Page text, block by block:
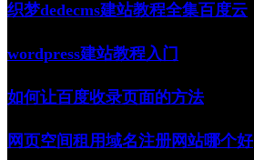
织梦dedecms建站教程全集百度云
wordpress建站教程入门
如何让百度收录页面的方法
网页空间租用域名注册网站哪个好